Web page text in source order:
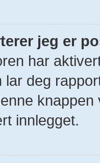
jeg er
har
deg
innlegget.